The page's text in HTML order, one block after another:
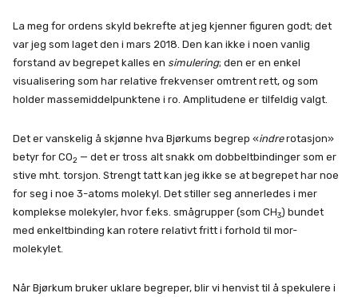
La meg for ordens skyld bekrefte at jeg kjenner figuren godt; det
var jeg som laget den i mars 2018. Den kan ikke i noen vanlig
forstand av begrepet kalles en simulering; den er en enkel
visualisering som har relative frekvenser omtrent rett, og som
holder massemiddelpunktene i ro. Amplitudene er tilfeldig valgt.
Det er vanskelig å skjønne hva Bjørkums begrep «indrerotasjon»
betyr for CO2 — det er tross alt snakk om dobbeltbindinger som er
stive mht. torsjon. Strengt tatt kan jeg ikke se at begrepet har noe
for seg i noe 3-atoms molekyl. Det stiller seg annerledes i mer
komplekse molekyler, hvor f.eks. smågrupper (som CH3) bundet
med enkeltbinding kan rotere relativt fritt i forhold til mor-
molekylet.
Når Bjørkum bruker uklare begreper, blir vi henvist til å spekulere i